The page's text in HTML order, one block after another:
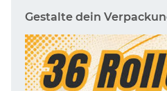
Gestalte dein